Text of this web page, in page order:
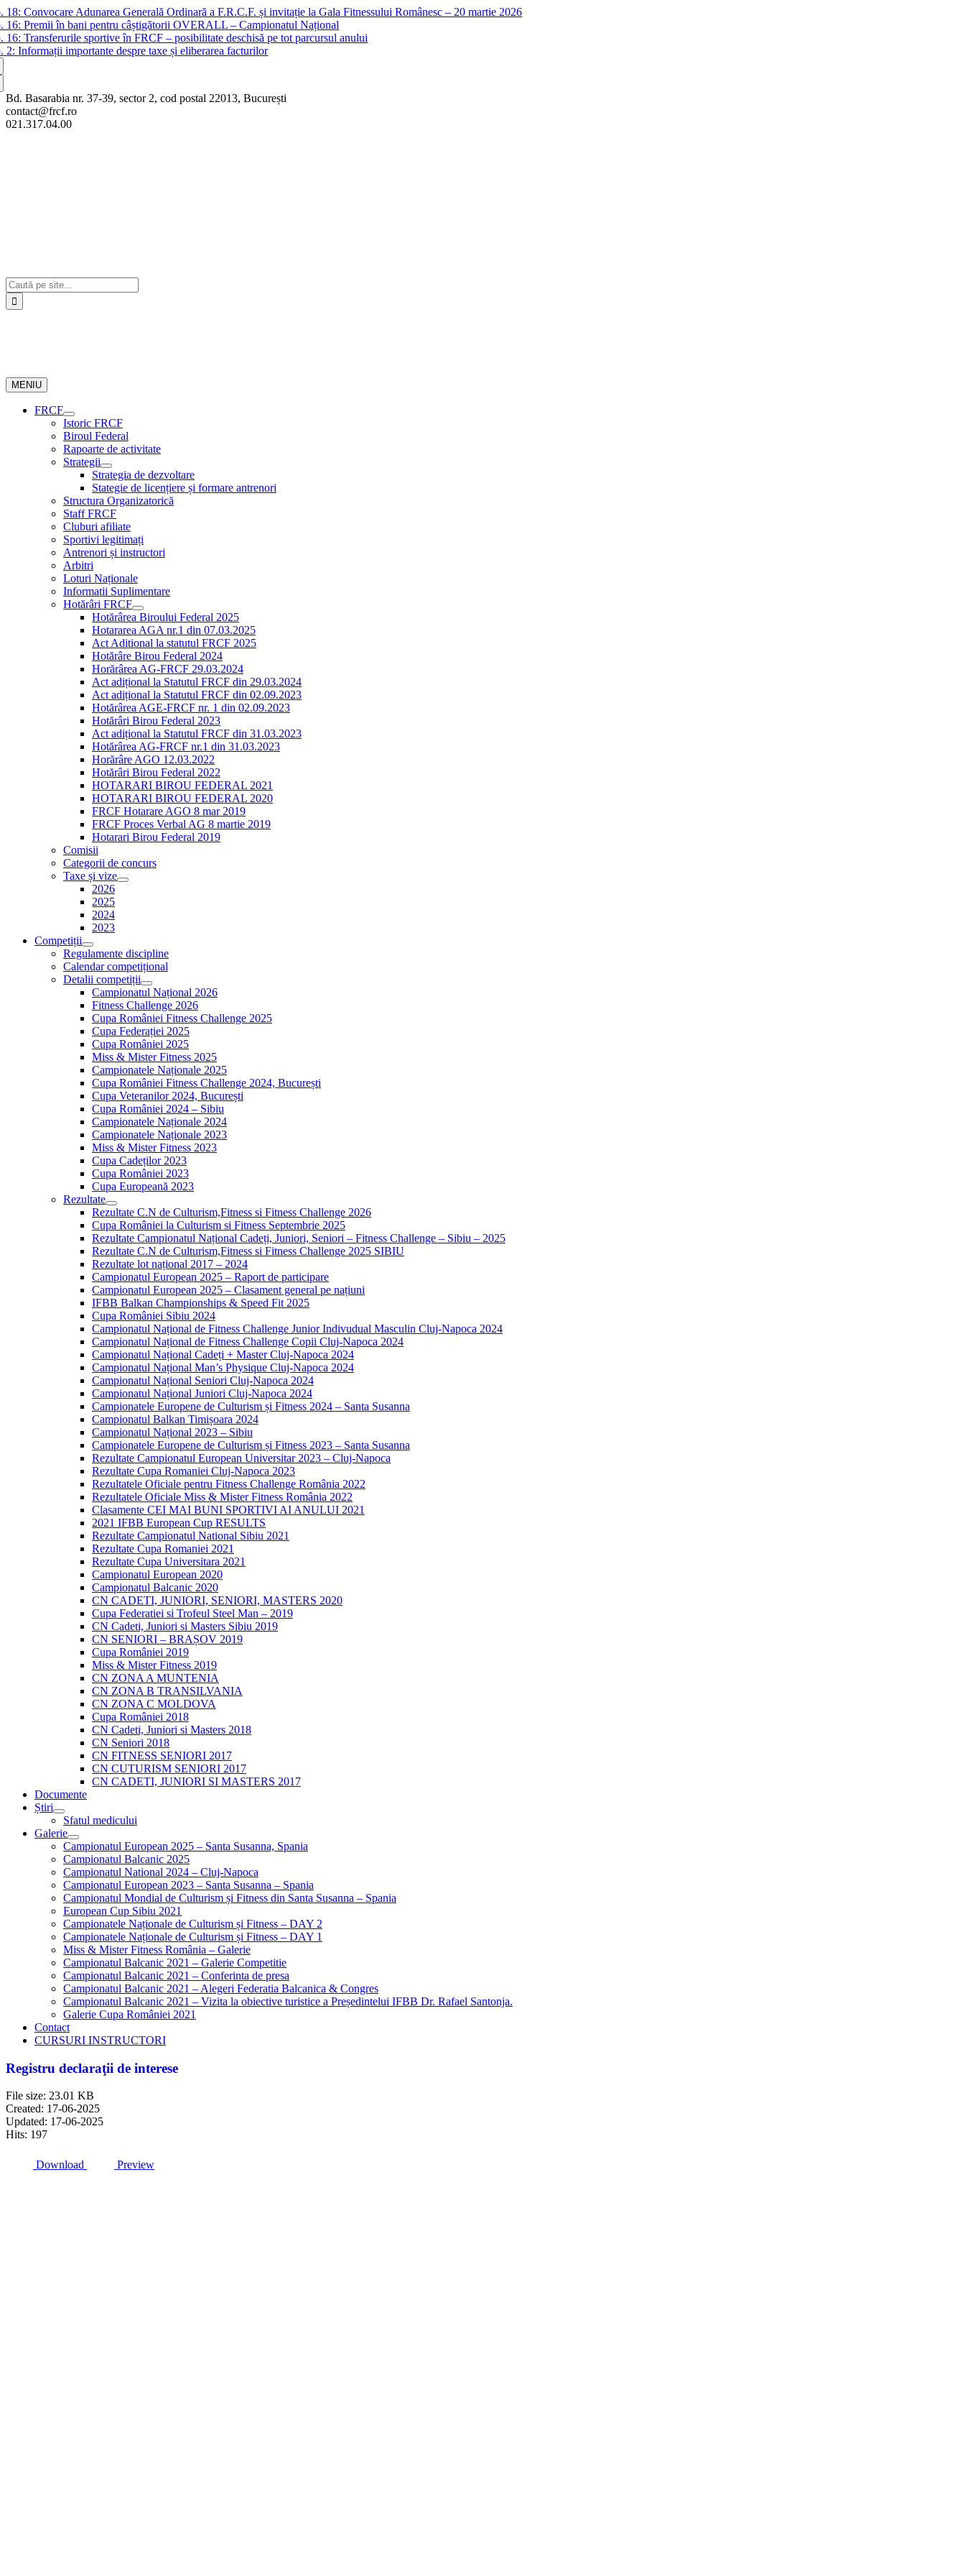
Skip
to
content
18:Convocare Adunarea Generală Ordinară a F.R.C.F. și invitație la Gala Fitnessului Românesc – 20 martie 2026
16:Premii în bani pentru câștigătorii OVERALL – Campionatul Național
16:Transferurile sportive în FRCF – posibilitate deschisă pe tot parcursul anului
2:Informații importante despre taxe și eliberarea facturilor
Bd. Basarabia nr. 37-39, sector 2, cod postal 22013, București
contact@frcf.ro
021.317.04.00
Cautare...
MENIU
FRCF
Istoric FRCF
Biroul Federal
Rapoarte de activitate
Strategii
Strategia de dezvoltare
Stategie de licențiere și formare antrenori
Structura Organizatorică
Staff FRCF
Cluburi afiliate
Sportivi legitimați
Antrenori și instructori
Arbitri
Loturi Naționale
Informatii Suplimentare
Hotărâri FRCF
Hotărârea Biroului Federal 2025
Hotararea AGA nr.1 din 07.03.2025
Act Aditional la statutul FRCF 2025
Hotărâre Birou Federal 2024
Horărârea AG-FRCF 29.03.2024
Act adițional la Statutul FRCF din 29.03.2024
Act adițional la Statutul FRCF din 02.09.2023
Hotărârea AGE-FRCF nr. 1 din 02.09.2023
Hotărâri Birou Federal 2023
Act adițional la Statutul FRCF din 31.03.2023
Hotărârea AG-FRCF nr.1 din 31.03.2023
Horărâre AGO 12.03.2022
Hotărâri Birou Federal 2022
HOTARARI BIROU FEDERAL 2021
HOTARARI BIROU FEDERAL 2020
FRCF Hotarare AGO 8 mar 2019
FRCF Proces Verbal AG 8 martie 2019
Hotarari Birou Federal 2019
Comisii
Categorii de concurs
Taxe și vize
2026
2025
2024
2023
Competiții
Regulamente discipline
Calendar competițional
Detalii competiții
Campionatul Național 2026
Fitness Challenge 2026
Cupa României Fitness Challenge 2025
Cupa Federației 2025
Cupa României 2025
Miss & Mister Fitness 2025
Campionatele Naționale 2025
Cupa României Fitness Challenge 2024, București
Cupa Veteranilor 2024, București
Cupa României 2024 – Sibiu
Campionatele Naționale 2024
Campionatele Naționale 2023
Miss & Mister Fitness 2023
Cupa Cadeților 2023
Cupa României 2023
Cupa Europeană 2023
Rezultate
Rezultate C.N de Culturism,Fitness si Fitness Challenge 2026
Cupa României la Culturism si Fitness Septembrie 2025
Rezultate Campionatul Național Cadeți, Juniori, Seniori – Fitness Challenge – Sibiu – 2025
Rezultate C.N de Culturism,Fitness si Fitness Challenge 2025 SIBIU
Rezultate lot național 2017 – 2024
Campionatul European 2025 – Raport de participare
Campionatul European 2025 – Clasament general pe națiuni
IFBB Balkan Championships & Speed Fit 2025
Cupa României Sibiu 2024
Campionatul Național de Fitness Challenge Junior Indivudual Masculin Cluj-Napoca 2024
Campionatul Național de Fitness Challenge Copii Cluj-Napoca 2024
Campionatul Național Cadeți + Master Cluj-Napoca 2024
Campionatul Național Man’s Physique Cluj-Napoca 2024
Campionatul Național Seniori Cluj-Napoca 2024
Campionatul Național Juniori Cluj-Napoca 2024
Campionatele Europene de Culturism și Fitness 2024 – Santa Susanna
Campionatul Balkan Timișoara 2024
Campionatul Național 2023 – Sibiu
Campionatele Europene de Culturism și Fitness 2023 – Santa Susanna
Rezultate Campionatul European Universitar 2023 – Cluj-Napoca
Rezultate Cupa Romaniei Cluj-Napoca 2023
Rezultatele Oficiale pentru Fitness Challenge România 2022
Rezultatele Oficiale Miss & Mister Fitness România 2022
Clasamente CEI MAI BUNI SPORTIVI AI ANULUI 2021
2021 IFBB European Cup RESULTS
Rezultate Campionatul National Sibiu 2021
Rezultate Cupa Romaniei 2021
Rezultate Cupa Universitara 2021
Campionatul European 2020
Campionatul Balcanic 2020
CN CADETI, JUNIORI, SENIORI, MASTERS 2020
Cupa Federatiei si Trofeul Steel Man – 2019
CN Cadeti, Juniori si Masters Sibiu 2019
CN SENIORI – BRAȘOV 2019
Cupa României 2019
Miss & Mister Fitness 2019
CN ZONA A MUNTENIA
CN ZONA B TRANSILVANIA
CN ZONA C MOLDOVA
Cupa României 2018
CN Cadeti, Juniori si Masters 2018
CN Seniori 2018
CN FITNESS SENIORI 2017
CN CUTURISM SENIORI 2017
CN CADETI, JUNIORI SI MASTERS 2017
Documente
Știri
Sfatul medicului
Galerie
Campionatul European 2025 – Santa Susanna, Spania
Campionatul Balcanic 2025
Campionatul National 2024 – Cluj-Napoca
Campionatul European 2023 – Santa Susanna – Spania
Campionatul Mondial de Culturism și Fitness din Santa Susanna – Spania
European Cup Sibiu 2021
Campionatele Naționale de Culturism și Fitness – DAY 2
Campionatele Naționale de Culturism și Fitness – DAY 1
Miss & Mister Fitness România – Galerie
Campionatul Balcanic 2021 – Galerie Competitie
Campionatul Balcanic 2021 – Conferinta de presa
Campionatul Balcanic 2021 – Alegeri Federatia Balcanica & Congres
Campionatul Balcanic 2021 – Vizita la obiective turistice a Președintelui IFBB Dr. Rafael Santonja.
Galerie Cupa României 2021
Contact
CURSURI INSTRUCTORI
Registru declaraţii de interese
File size: 23.01 KB
Created: 17-06-2025
Updated: 17-06-2025
Hits: 197
Download Preview